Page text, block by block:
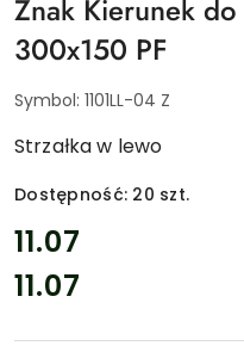
Znak Kierunek
300x150 PF
Symbol: 1101LL-04 Z
Strzałka w lewo
Dostępność: 20 szt.
cena:
11.07
Cena:
11.07